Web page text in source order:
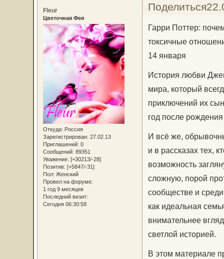
Поделиться
Fleur
Цветочная Фея
Откуда: Россия
Зарегистрирован: 27.02.13
Приглашений: 0
Сообщений: 89351
Уважение: [+30213/-28]
Позитив: [+5847/-31]
Пол: Женский
Провел на форуме:
1 год 9 месяцев
Последний визит:
Сегодня 06:30:58
Гарри Поттер:
токсичные
14 января
История любви
мира, который
приключений их
год после
И всё же,
и в рассказах тех,
возможность
сложную, порой
сообществе и
как идеальная
внимательнее
светлой историей.
В этом материале